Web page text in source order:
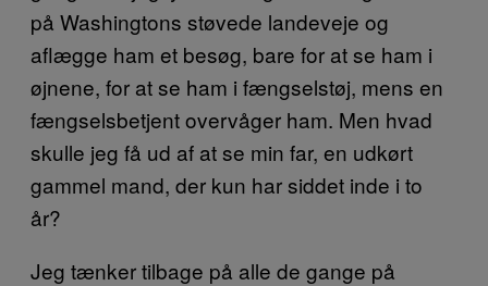
på Washingtons støvede landeveje og
aflægge ham et besøg, bare for at se ham i
øjnene, for at se ham i fængselstøj, mens en
fængselsbetjent overvåger ham. Men hvad
skulle jeg få ud af at se min far, en udkørt
gammel mand, der kun har siddet inde i to
år?
Jeg tænker tilbage på alle de gange på